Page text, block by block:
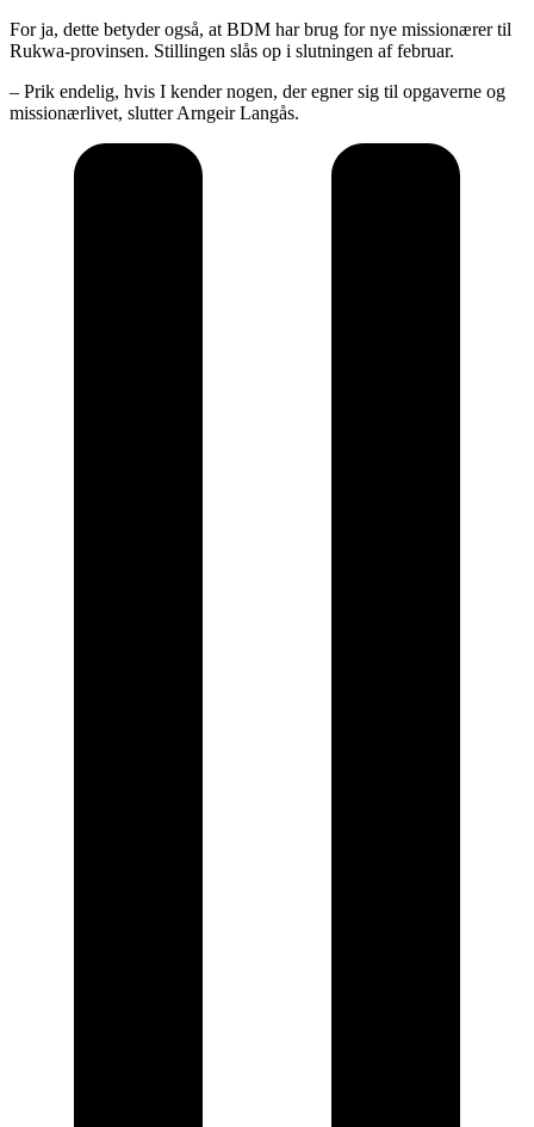
For ja, dette betyder også, at BDM har brug for nye missionærer til
Rukwa-provinsen. Stillingen slås op i slutningen af februar.
– Prik endelig, hvis I kender nogen, der egner sig til opgaverne og
missionærlivet, slutter Arngeir Langås.